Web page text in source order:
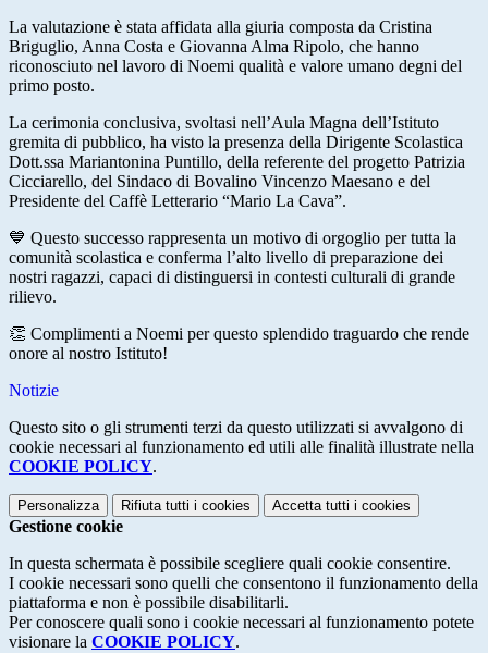
La valutazione è stata affidata alla giuria composta da Cristina
Briguglio, Anna Costa e Giovanna Alma Ripolo, che hanno
riconosciuto nel lavoro di Noemi qualità e valore umano degni del
primo posto.
La cerimonia conclusiva, svoltasi nell’Aula Magna dell’Istituto
gremita di pubblico, ha visto la presenza della Dirigente Scolastica
Dott.ssa Mariantonina Puntillo, della referente del progetto Patrizia
Cicciarello, del Sindaco di Bovalino Vincenzo Maesano e del
Presidente del Caffè Letterario “Mario La Cava”.
💙 Questo successo rappresenta un motivo di orgoglio per tutta la
comunità scolastica e conferma l’alto livello di preparazione dei
nostri ragazzi, capaci di distinguersi in contesti culturali di grande
rilievo.
👏 Complimenti a Noemi per questo splendido traguardo che rende
onore al nostro Istituto!
Notizie
Questo sito o gli strumenti terzi da questo utilizzati si avvalgono di
cookie necessari al funzionamento ed utili alle finalità illustrate nella
COOKIE POLICY.
Personalizza Rifiuta tutti i cookies Accetta tutti i cookies
Gestione cookie
In questa schermata è possibile scegliere quali cookie consentire.
I cookie necessari sono quelli che consentono il funzionamento della
piattaforma e non è possibile disabilitarli.
Per conoscere quali sono i cookie necessari al funzionamento potete
visionare la COOKIE POLICY.